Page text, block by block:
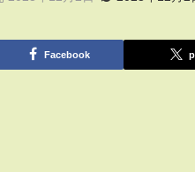
Facebook